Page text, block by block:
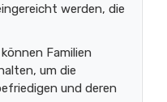
werden, die
Familien
um die
und deren